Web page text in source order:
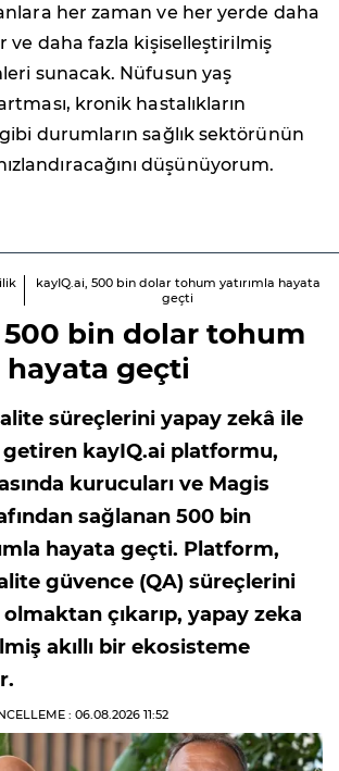
her zaman ve her yerde daha
ve daha fazla kişiselleştirilmiş
sunacak. Nüfusun yaş
kronik hastalıkların
gibi durumların sağlık sektörünün
düşünüyorum.
kayIQ.ai, 500 bin dolar tohum yatırımla hayata
geçti
500 bin dolar tohum
hayata geçti
süreçlerini yapay zekâ ile
kayIQ.ai platformu,
kurucuları ve Magis
sağlanan 500 bin
hayata geçti. Platform,
güvence (QA) süreçlerini
çıkarıp, yapay zeka
akıllı bir ekosisteme
: 06.08.2026 11:52